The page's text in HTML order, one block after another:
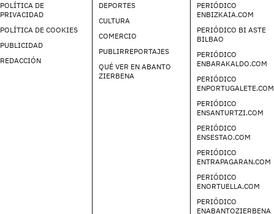
POLÍTICA DE
PRIVACIDAD
POLÍTICA DE COOKIES
PUBLICIDAD
REDACCIÓN
DEPORTES
CULTURA
COMERCIO
PUBLIRREPORTAJES
QUÉ VER EN ABANTO
ZIERBENA
PERIÓDICO
ENBIZKAIA.COM
PERIÓDICO BI ASTE
BILBAO
PERIÓDICO
ENBARAKALDO.COM
PERIÓDICO
ENPORTUGALETE.COM
PERIÓDICO
ENSANTURTZI.COM
PERIÓDICO
ENSESTAO.COM
PERIÓDICO
ENTRAPAGARAN.COM
PERIÓDICO
ENORTUELLA.COM
PERIÓDICO
ENABANTOZIERBENA